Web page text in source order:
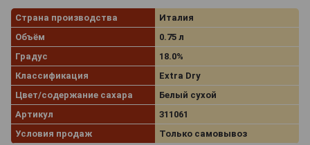
Страна производства
Италия
Объём
0.75 л
Градус
18.0%
Классификация
Extra Dry
Цвет/содержание сахара
Белый сухой
Артикул
311061
Условия продаж
Только самовывоз